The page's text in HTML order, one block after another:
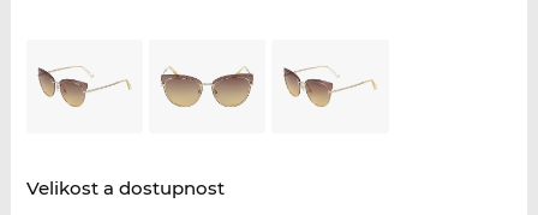
Velikost a dostupnost